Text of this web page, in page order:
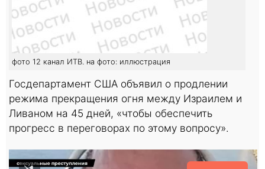
фото 12 канал ИТВ. на фото: иллюстрация
Госдепартамент США объявил о продлении
режима прекращения огня между Израилем и
Ливаном на 45 дней, «чтобы обеспечить
прогресс в переговорах по этому вопросу».